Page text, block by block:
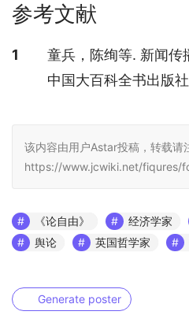
参考文献
参考文献
1
童兵，陈绚等. 新闻传
中国大百科全书出版
该内容由用户Astar投稿，转载请
https://www.jcwiki.net/fiqures/
《论自由》 经济学家
舆论
英国哲学家
Generate poster